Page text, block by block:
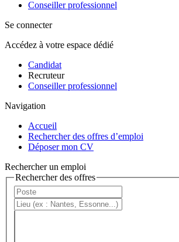
Conseiller professionnel
Se connecter
Accédez à votre espace dédié
Candidat
Recruteur
Conseiller professionnel
Navigation
Accueil
Rechercher des offres d’emploi
Déposer mon CV
Rechercher un emploi
Rechercher des offres